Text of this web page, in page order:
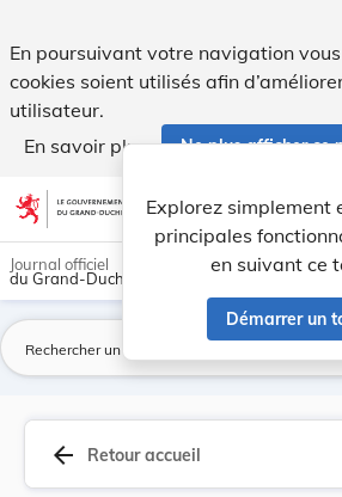
En poursuivant votre navigation
cookies soient utilisés afin
utilisateur.
En savoir plus
Ne plus afficher ce
Aller au contenu account_circle help
Explorez simplement
principales
en suivant ce
Démarrer un
Journal officiel
du Grand-Duché de Luxembourg
arrow_back Retour accueil